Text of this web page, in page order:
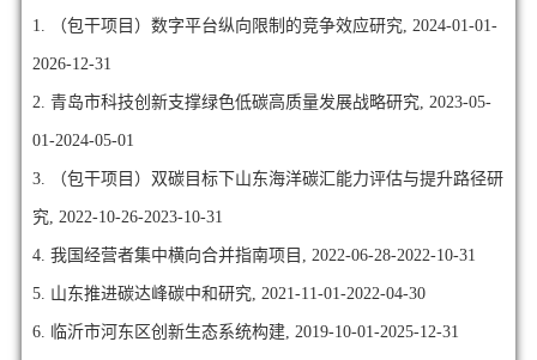
1. （包干项目）数字平台纵向限制的竞争效应研究, 2024-01-01-
2026-12-31
2. 青岛市科技创新支撑绿色低碳高质量发展战略研究, 2023-05-
01-2024-05-01
3. （包干项目）双碳目标下山东海洋碳汇能力评估与提升路径研
究, 2022-10-26-2023-10-31
4. 我国经营者集中横向合并指南项目, 2022-06-28-2022-10-31
5. 山东推进碳达峰碳中和研究, 2021-11-01-2022-04-30
6. 临沂市河东区创新生态系统构建, 2019-10-01-2025-12-31